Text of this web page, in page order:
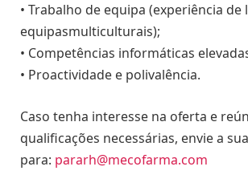
• Trabalho de equipa (experiência de
equipasmulticulturais);
• Competências informáticas
• Proactividade e polivalência.
Caso tenha interesse na oferta e
qualificações necessárias, envie a
para: pararh@mecofarma.com